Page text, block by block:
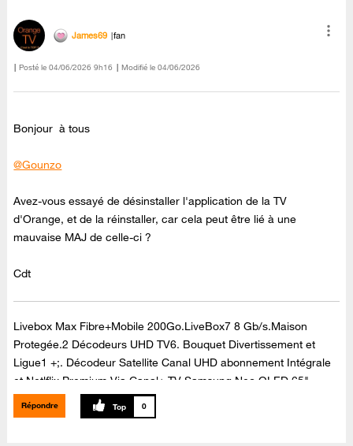
James69 fan
Posté le ‎04/06/2026 9h16 Modifié le 04/06/2026
Bonjour à tous
@Gounzo
Avez-vous essayé de désinstaller l'application de la TV
d'Orange, et de la réinstaller, car cela peut être lié à une
mauvaise MAJ de celle-ci ?
Cdt
Livebox Max Fibre+Mobile 200Go.LiveBox7 8 Gb/s.Maison
Protegée.2 Décodeurs UHD TV6. Bouquet Divertissement et
Ligue1 +;. Décodeur Satellite Canal UHD abonnement Intégrale
et Netlflix Premium Via Canal+.TV Samsung Neo QLED 65"
65QN90C Dolby Atmos,Barre de son Samsung Dolby Atmos ,Kit
enceintes arrières Samsung,sans fil SWA-9500S ,Dolby Atmos.
Répondre 0